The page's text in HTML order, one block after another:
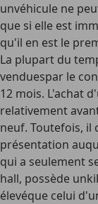
unvéhicule ne
que si elle est
qu'il en est le
La plupart du
venduespar le
12 mois. L'achat
relativement
neuf. Toutefois, il
présentation
qui a seulement
hall, possède
élevéque celui